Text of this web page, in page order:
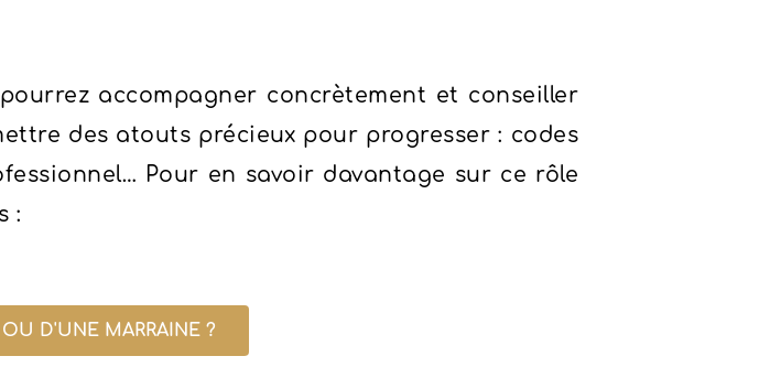
accompagner concrètement et conseiller
des atouts précieux pour progresser : codes
Pour en savoir davantage sur ce rôle
:
D'UNE MARRAINE ?